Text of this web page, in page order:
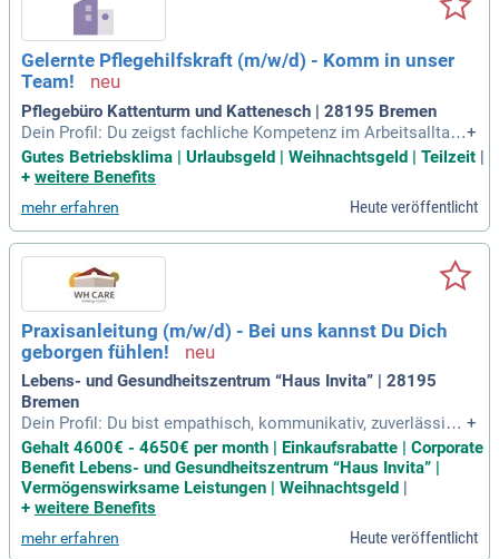
Gelernte Pflegehilfskraft (m/w/d) - Komm in unser
Team!
Pflegebüro Kattenturm und Kattenesch | 28195 Bremen
Dein Profil: Du zeigst fachliche Kompetenz im Arbeitsalltag,
besitzt eine selbstständige und organisierte Arbeitsweise u
nd kannst kooperativ im Team zusammenarbeiten; Eine einj
fer:in; Zuverlässigkeit
+
Gutes Betriebsklima | Urlaubsgeld | Weihnachtsgeld | Teilzeit |
+ weitere Benefits
mehr erfahren Heute veröffentlicht
Praxisanleitung (m/w/d) - Bei uns kannst Du Dich
geborgen fühlen!
Lebens- und Gesundheitszentrum “Haus Invita” | 28195
Bremen
Dein Profil: Du bist empathisch, kommunikativ, zuverlässig,
teamfähig, respektvoll und wertschätzend; Du hast eine Aus
bildung zur/zum Pflegefachfrau/-mann (generalistisch) oder
eine gleichwertige pflegerische Grundausbildung bspw. zur/
zum Altenpfleger
+
Gehalt 4600€ - 4650€ per month | Einkaufsrabatte | Corporate
Benefit Lebens- und Gesundheitszentrum “Haus Invita” |
Vermögenswirksame Leistungen | Weihnachtsgeld |
+ weitere Benefits
mehr erfahren Heute veröffentlicht